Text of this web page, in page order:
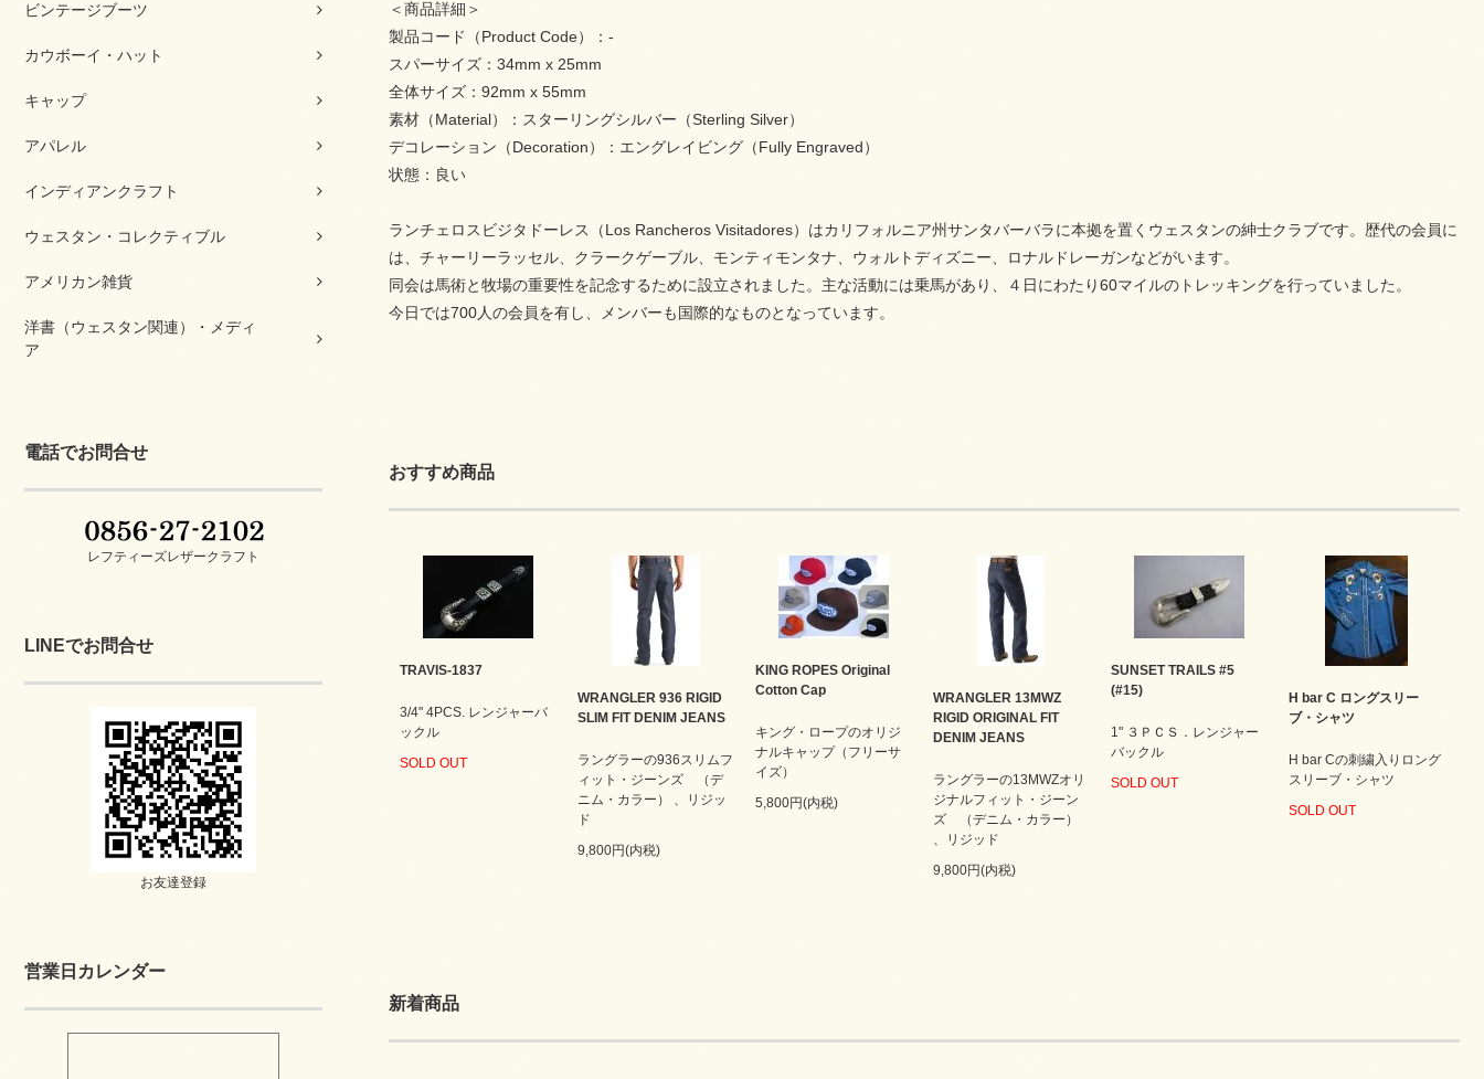
ビンテージブーツ
カウボーイ・ハット
キャップ
アパレル
インディアンクラフト
ウェスタン・コレクティブル
アメリカン雑貨
洋書（ウェスタン関連）・メディ
ア
電話でお問合せ
レフティーズレザークラフト
LINEでお問合せ
お友達登録
営業日カレンダー
＜商品詳細＞
製品コード（Product Code）：-
スパーサイズ：34mm x 25mm
全体サイズ：92mm x 55mm
素材（Material）：スターリングシルバー（Sterling Silver）
デコレーション（Decoration）：エングレイビング（Fully Engraved）
状態：良い
ランチェロスビジタドーレス（Los Rancheros Visitadores）はカリフォルニア州サンタバーバラに本拠を置くウェスタンの紳士クラブです。歴代の会員に
は、チャーリーラッセル、クラークゲーブル、モンティモンタナ、ウォルトディズニー、ロナルドレーガンなどがいます。
同会は馬術と牧場の重要性を記念するために設立されました。主な活動には乗馬があり、４日にわたり60マイルのトレッキングを行っていました。
今日では700人の会員を有し、メンバーも国際的なものとなっています。
おすすめ商品
TRAVIS-1837
3/4" 4PCS. レンジャーバ
ックル
SOLD OUT
WRANGLER 936 RIGID
SLIM FIT DENIM JEANS
ラングラーの936スリムフ
ィット・ジーンズ （デ
ニム・カラー） 、リジッ
ド
9,800円(内税)
KING ROPES Original
Cotton Cap
キング・ロープのオリジ
ナルキャップ（フリーサ
イズ）
5,800円(内税)
WRANGLER 13MWZ
RIGID ORIGINAL FIT
DENIM JEANS
ラングラーの13MWZオリ
ジナルフィット・ジーン
ズ （デニム・カラー）
、リジッド
9,800円(内税)
SUNSET TRAILS #5
(#15)
1" ３ＰＣＳ．レンジャー
バックル
SOLD OUT
H bar C ロングスリー
ブ・シャツ
H bar Cの刺繍入りロング
スリーブ・シャツ
SOLD OUT
新着商品